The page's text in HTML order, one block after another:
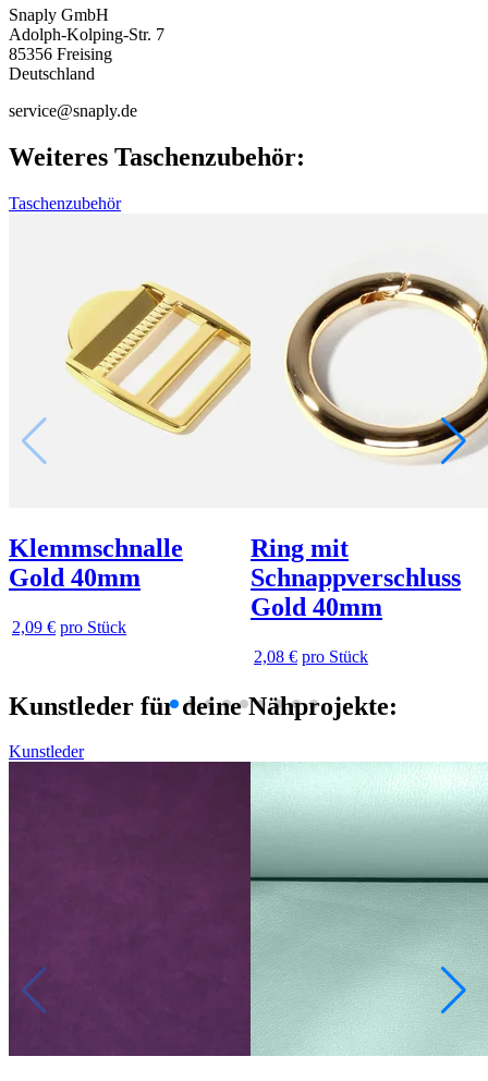
Snaply GmbH
Adolph-Kolping-Str. 7
85356 Freising
Deutschland
service@snaply.de
Weiteres Taschenzubehör:
Taschenzubehör
Klemmschnalle
Gold 40mm
2,09 € pro Stück
Ring mit
Schnappverschluss
Gold 40mm
2,08 € pro Stück
Kunstleder für deine Nähprojekte:
Kunstleder